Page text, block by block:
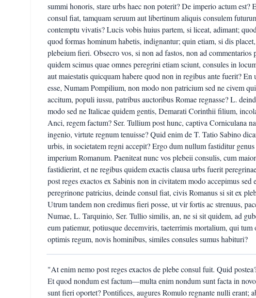
summi honoris, stare urbs haec non poterit? De imperio actum est?
consul fiat, tamquam seruum aut libertinum aliquis consulem
contemptu vivatis? Lucis vobis huius partem, si liceat, adimant;
quod formas hominum habetis, indignantur; quin etiam, si dis
plebeium fieri. Obsecro vos, si non ad fastos, non ad
quidem scimus quae omnes peregrini etiam sciunt, consules in
aut maiestatis quicquam habere quod non in regibus ante fuerit?
esse, Numam Pompilium, non modo non patricium sed ne civem
accitum, populi iussu, patribus auctoribus Romae regnasse? L.
modo sed ne Italicae quidem gentis, Demarati Corinthii filium,
Anci, regem factum? Ser. Tullium post hunc, captiva Corniculana
ingenio, virtute regnum tenuisse? Quid enim de T. Tatio Sabino
urbis, in societatem regni accepit? Ergo dum nullum fastiditur
imperium Romanum. Paeniteat nunc vos plebeii consulis, cum
fastidierint, et ne regibus quidem exactis clausa urbs fuerit
post reges exactos ex Sabinis non in civitatem modo accepimus
peregrinone patricius, deinde consul fiat, civis Romanus si sit ex
Utrum tandem non credimus fieri posse, ut vir fortis ac strenuus,
Numae, L. Tarquinio, Ser. Tullio similis, an, ne si sit quidem, ad
eum patiemur, potiusque decemviris, taeterrimis mortalium, qui tum
optimis regum, novis hominibus, similes consules sumus habituri?
"At enim nemo post reges exactos de plebe consul fuit. Quid
Et quod nondum est factum—multa enim nondum sunt facta in
sunt fieri oportet? Pontifices, augures Romulo regnante nulli erant;